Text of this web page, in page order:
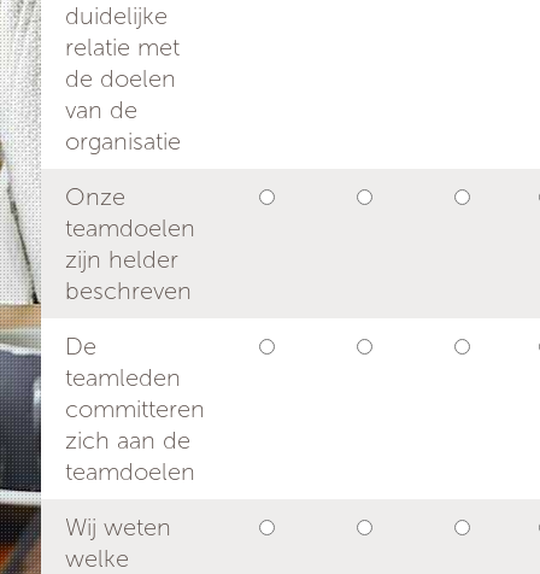
duidelijke
relatie met
de doelen
van de
organisatie
Onze
teamdoelen
zijn helder
beschreven
De
teamleden
committeren
zich aan de
teamdoelen
Wij weten
welke